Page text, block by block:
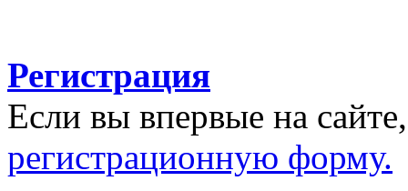
Регистрация
Если вы впервые на
регистрационную форму.